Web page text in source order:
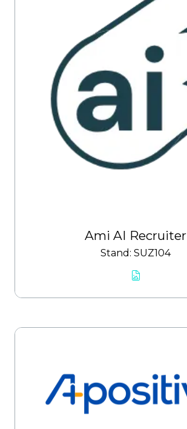
Ami AI Recruiter
Stand: SUZ104